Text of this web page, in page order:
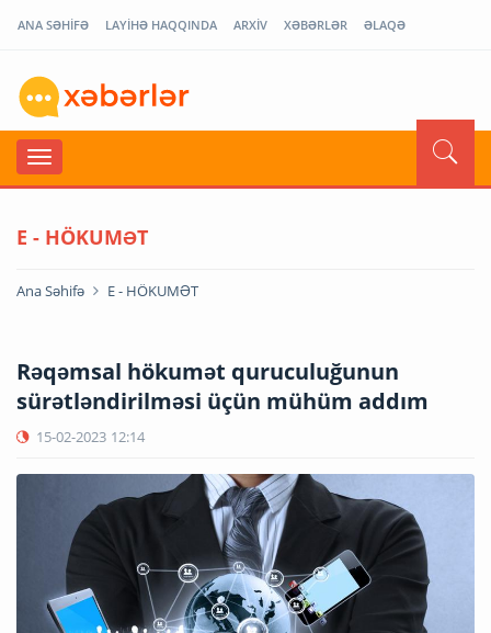
ANA SƏHİFƏ LAYİHƏ HAQQINDA ARXİV XƏBƏRLƏR ƏLAQƏ
E - HÖKUMƏT
Ana Səhifə E - HÖKUMƏT
Rəqəmsal hökumət quruculuğunun
sürətləndirilməsi üçün mühüm addım
15-02-2023 12:14